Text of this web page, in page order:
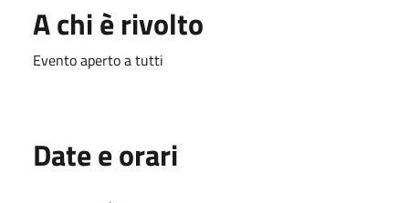
A chi è rivolto
Evento aperto a tutti
Date e orari